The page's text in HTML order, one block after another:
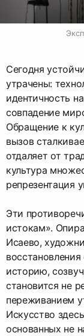
Сегодня
утрачены:
идентичность
совпадение
Обращение к
вызов
отдаляет от
культура
репрезентация
Эти
истокам».
Исаево,
историю,
становится не
переживанием
Искусство
основанных не